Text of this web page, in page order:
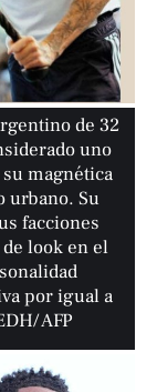
de 32
uno
magnética
urbano. Su
facciones
look en el
por igual a
AFP